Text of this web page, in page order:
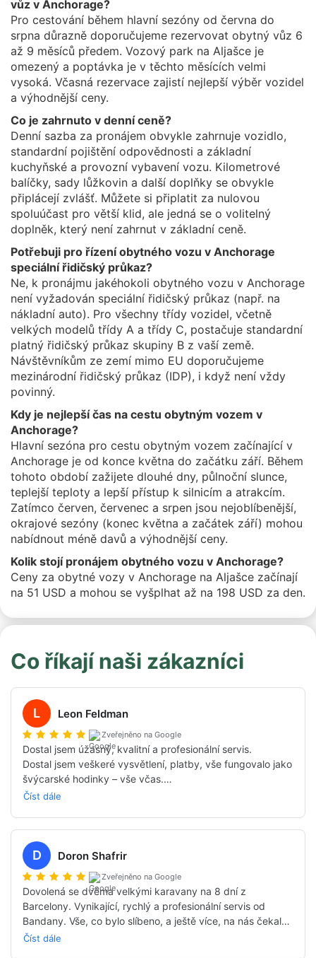
vůz v Anchorage?
Pro cestování během hlavní sezóny od června do
srpna důrazně doporučujeme rezervovat obytný vůz 6
až 9 měsíců předem. Vozový park na Aljašce je
omezený a poptávka je v těchto měsících velmi
vysoká. Včasná rezervace zajistí nejlepší výběr vozidel
a výhodnější ceny.
Co je zahrnuto v denní ceně?
Denní sazba za pronájem obvykle zahrnuje vozidlo,
standardní pojištění odpovědnosti a základní
kuchyňské a provozní vybavení vozu. Kilometrové
balíčky, sady lůžkovin a další doplňky se obvykle
připlácejí zvlášť. Můžete si připlatit za nulovou
spoluúčast pro větší klid, ale jedná se o volitelný
doplněk, který není zahrnut v základní ceně.
Potřebuji pro řízení obytného vozu v Anchorage
speciální řidičský průkaz?
Ne, k pronájmu jakéhokoli obytného vozu v Anchorage
není vyžadován speciální řidičský průkaz (např. na
nákladní auto). Pro všechny třídy vozidel, včetně
velkých modelů třídy A a třídy C, postačuje standardní
platný řidičský průkaz skupiny B z vaší země.
Návštěvníkům ze zemí mimo EU doporučujeme
mezinárodní řidičský průkaz (IDP), i když není vždy
povinný.
Kdy je nejlepší čas na cestu obytným vozem v
Anchorage?
Hlavní sezóna pro cestu obytným vozem začínající v
Anchorage je od konce května do začátku září. Během
tohoto období zažijete dlouhé dny, půlnoční slunce,
teplejší teploty a lepší přístup k silnicím a atrakcím.
Zatímco červen, červenec a srpen jsou nejoblíbenější,
okrajové sezóny (konec května a začátek září) mohou
nabídnout méně davů a výhodnější ceny.
Kolik stojí pronájem obytného vozu v Anchorage?
Ceny za obytné vozy v Anchorage na Aljašce začínají
na 51 USD a mohou se vyšplhat až na 198 USD za den.
Co říkají naši zákazníci
L Leon Feldman
Zveřejněno na Google
Dostal jsem úžasný, kvalitní a profesionální servis.
Dostal jsem veškeré vysvětlení, platby, vše fungovalo jako
švýcarské hodinky – vše včas.
Tohle je podruhé, co jsme spolupracovali s Bandana, a
Už plánujeme další cestu!!!!
S Bandanou, samozřejmě 👌👌👌
Číst dále
D Doron Shafrir
Zveřejněno na Google
Dovolená se dvěma velkými karavany na 8 dní z
Barcelony. Vynikající, rychlý a profesionální servis od
Bandany. Vše, co bylo slíbeno, a ještě více, na nás čekalo
ve Španělsku. Není pochyb o tom, že příští cestu
Číst dále